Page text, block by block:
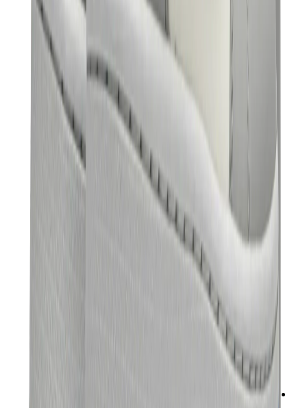
ملابس ترافيس سكوت
فير أوف غاد × إيسنشالز
ريبرزنت
درو
تيشيرتات
إكسسوارات